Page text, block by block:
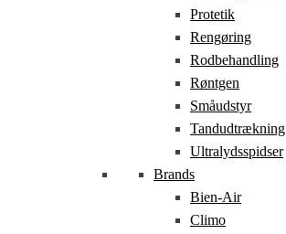
Protetik
Rengøring
Rodbehandling
Røntgen
Småudstyr
Tandudtrækning
Ultralydsspidser
Brands
Bien-Air
Climo